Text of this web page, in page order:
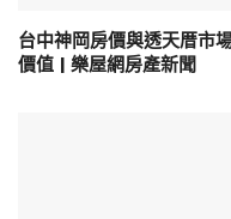
台中神岡房價與透天厝市
價值 | 樂屋網房產新聞